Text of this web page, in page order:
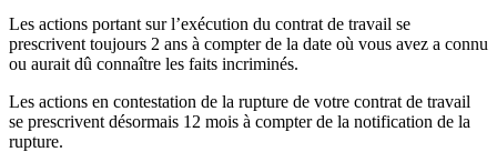
Les actions portant sur l’exécution du contrat de travail se
prescrivent toujours 2 ans à compter de la date où vous avez a connu
ou aurait dû connaître les faits incriminés.
Les actions en contestation de la rupture de votre contrat de travail
se prescrivent désormais 12 mois à compter de la notification de la
rupture.